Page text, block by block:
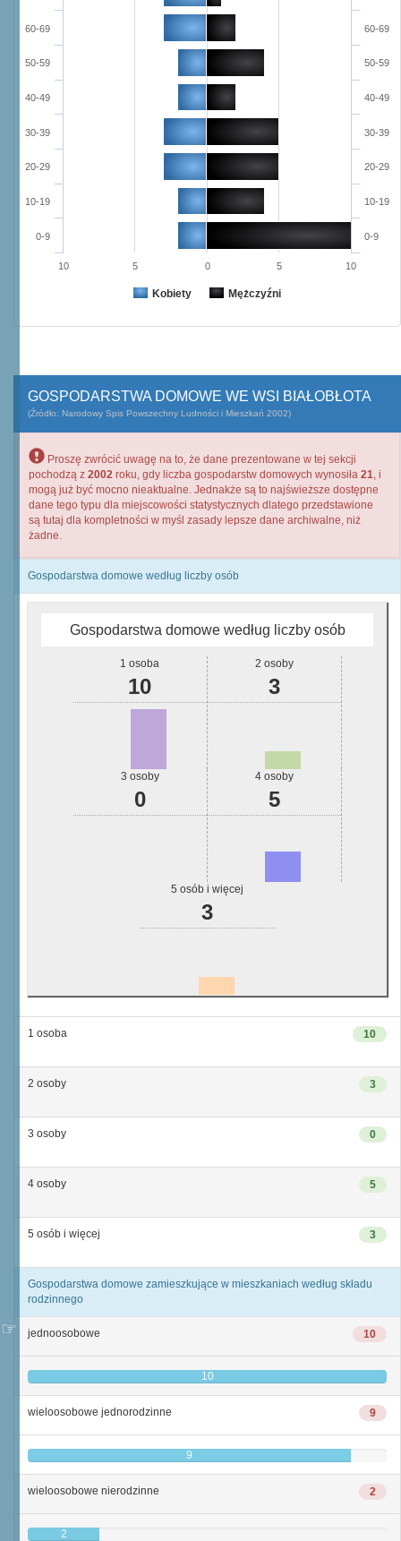
Kobiety Mężczyźni
0-9
10-19
20-29
30-39
40-49
50-59
60-69
0-9
10-19
20-29
30-39
40-49
50-59
60-69
10 5 0 5 10
GOSPODARSTWA DOMOWE WE WSI BIAŁOBŁOTA
(Źródło: Narodowy Spis Powszechny Ludności i Mieszkań 2002)
Proszę zwrócić uwagę na to, że dane prezentowane w tej sekcji
pochodzą z 2002 roku, gdy liczba gospodarstw domowych wynosiła 21, i
mogą już być mocno nieaktualne. Jednakże są to najświeższe dostępne
dane tego typu dla miejscowości statystycznych dlatego przedstawione
są tutaj dla kompletności w myśl zasady lepsze dane archiwalne, niż
żadne.
Gospodarstwa domowe według liczby osób
Gospodarstwa domowe według liczby osób
1 osoba
10
2 osoby
3
3 osoby
0
4 osoby
5
5 osób i więcej
3
10
1 osoba
3
2 osoby
0
3 osoby
5
4 osoby
3
5 osób i więcej
Gospodarstwa domowe zamieszkujące w mieszkaniach według składu
rodzinnego
10
jednoosobowe
10
9
wieloosobowe jednorodzinne
9
2
wieloosobowe nierodzinne
2